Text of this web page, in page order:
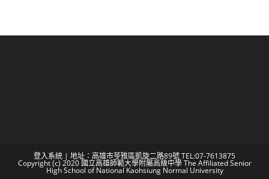
登入系統 | 地址：高雄市苓雅區凱旋二路89號 TEL:07-7613875
Copyright (c) 2020 國立高雄師範大學附屬高級中學 The Affiliated Senior
High School of National Kaohsiung Normal University